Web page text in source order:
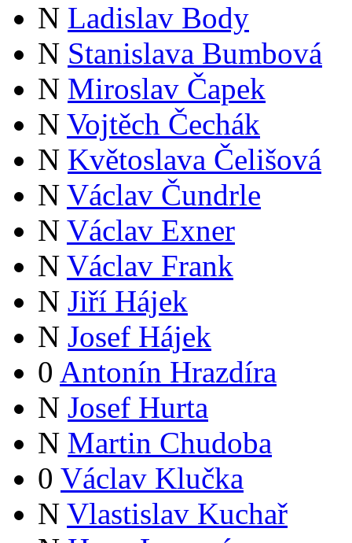
N Ladislav Body
N Stanislava Bumbová
N Miroslav Čapek
N Vojtěch Čechák
N Květoslava Čelišová
N Václav Čundrle
N Václav Exner
N Václav Frank
N Jiří Hájek
N Josef Hájek
0 Antonín Hrazdíra
N Josef Hurta
N Martin Chudoba
0 Václav Klučka
N Vlastislav Kuchař